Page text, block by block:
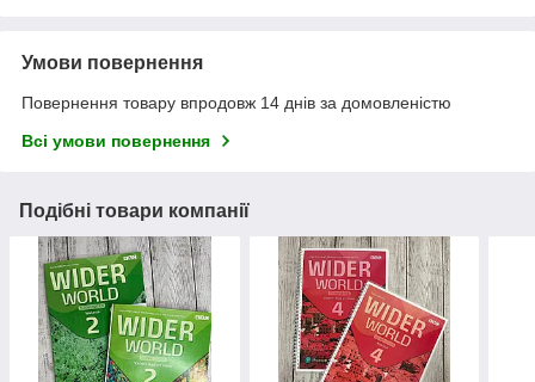
Умови повернення
Повернення товару впродовж 14 днів за домовленістю
Всі умови повернення
Подібні товари компанії